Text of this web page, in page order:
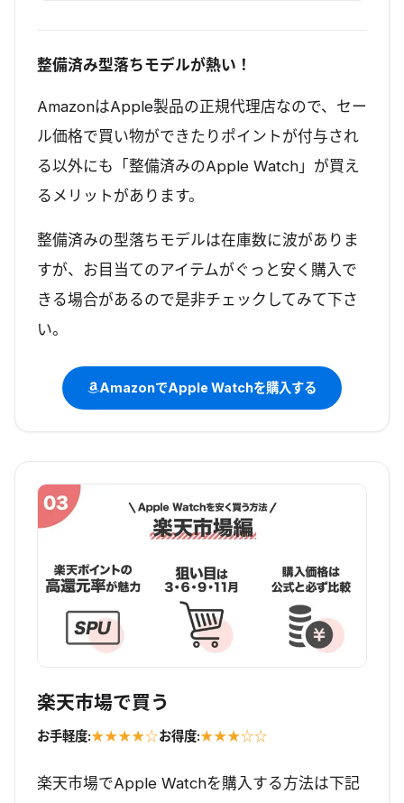
整備済み型落ちモデルが熱い！
AmazonはApple製品の正規代理店なので、セー
ル価格で買い物ができたりポイントが付与され
る以外にも「整備済みのApple Watch」が買え
るメリットがあります。
整備済みの型落ちモデルは在庫数に波がありま
すが、お目当てのアイテムがぐっと安く購入で
きる場合があるので是非チェックしてみて下さ
い。
AmazonでApple Watchを購入する
楽天市場で買う
お手軽度:★★★★☆お得度:★★★☆☆
楽天市場でApple Watchを購入する方法は下記